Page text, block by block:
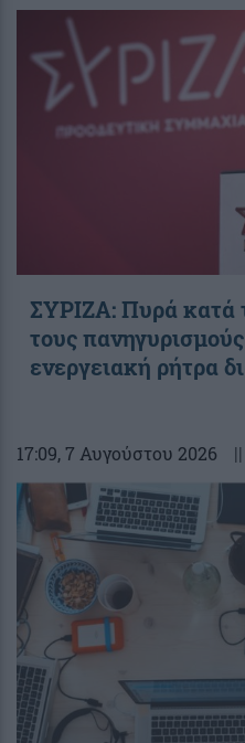
ΣΥΡΙΖΑ: Πυρά κατά
τους
ενεργειακή ρήτρα
17:09, 7 Αυγούστου 2026 ||